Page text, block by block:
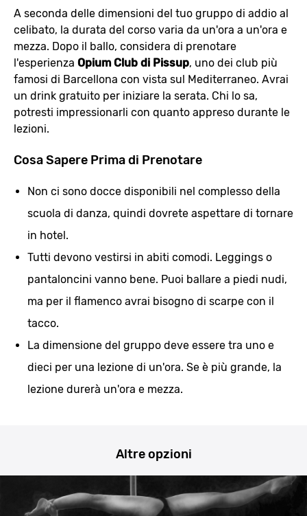
A seconda delle dimensioni del tuo gruppo di addio al
celibato, la durata del corso varia da un'ora a un'ora e
mezza. Dopo il ballo, considera di prenotare
l'esperienza Opium Club di Pissup, uno dei club più
famosi di Barcellona con vista sul Mediterraneo. Avrai
un drink gratuito per iniziare la serata. Chi lo sa,
potresti impressionarli con quanto appreso durante le
lezioni.
Cosa Sapere Prima di Prenotare
Non ci sono docce disponibili nel complesso della
scuola di danza, quindi dovrete aspettare di tornare
in hotel.
Tutti devono vestirsi in abiti comodi. Leggings o
pantaloncini vanno bene. Puoi ballare a piedi nudi,
ma per il flamenco avrai bisogno di scarpe con il
tacco.
La dimensione del gruppo deve essere tra uno e
dieci per una lezione di un'ora. Se è più grande, la
lezione durerà un'ora e mezza.
Altre opzioni